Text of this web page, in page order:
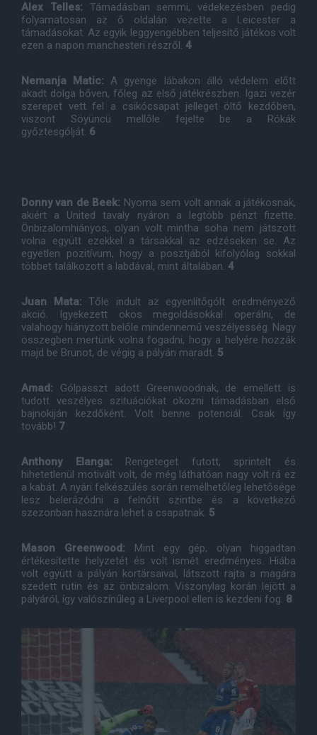
Alex Telles: Támadásban semmi, védekezésben pedig
folyamatosan az ő oldalán vezette a Leicester a
támadásokat. Az egyik leggyengébben teljesítő játékos volt
ezen a napon manchesteri részről. 4
Nemanja Matic:A gyenge lábakon álló védelem előtt
akadt dolga bőven, főleg az első játékrészben. Igazi vezér
szerepet vett fel a csikócsapat jelleget öltő kezdőben,
viszont Söyüncü mellőle fejelte be a Rókák
győztesgólját. 6
Donny van de Beek: Nyoma sem volt annak a játékosnak,
akiért a United tavaly nyáron a legtöbb pénzt fizette.
Önbizalomhiányos, olyan volt mintha soha nem játszott
volna együtt ezekkel a társakkal az edzéseken se. Az
egyetlen pozitívum, hogy a posztjából kifolyólag sokkal
többet találkozott a labdával, mint általában. 4
Juan Mata:Tőle indult az egyenlítőgólt eredményező
akció. Igyekezett okos megoldásokkal operálni, de
valahogy hiányzott belőle mindennemű veszélyesség. Nagy
összegben mertünk volna fogadni, hogy a helyére hozzák
majd be Brunot, de végig a pályán maradt. 5
Amad: Gólpasszt adott Greenwoodnak, de emellett is
tudott veszélyes szituációkat okozni támadásban első
bajnokiján kezdőként. Volt benne potenciál. Csak így
tovább! 7
Anthony Elanga: Rengeteget futott, sprintelt és
hihetetlenül motivált volt, de még láthatóan nagy volt rá ez
a kabát. A nyári felkészülés során remélhetőleg lehetősége
lesz belerázódni a felnőtt szintbe és a következő
szezonban hasznára lehet a csapatnak. 5
Mason Greenwood: Mint egy gép, olyan higgadtan
értékesítette helyzetét és volt ismét eredményes. Hiába
volt együtt a pályán kortársaival, látszott rajta a magára
szedett rutin és az önbizalom. Viszonylag korán lejött a
pályáról, így valószínűleg a Liverpool ellen is kezdeni fog. 8